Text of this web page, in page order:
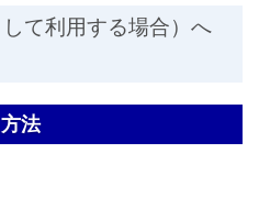
て利用する場合）へ
法